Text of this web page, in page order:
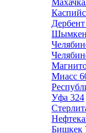
Дербент
Миасс
Уфа 324
Бишкек